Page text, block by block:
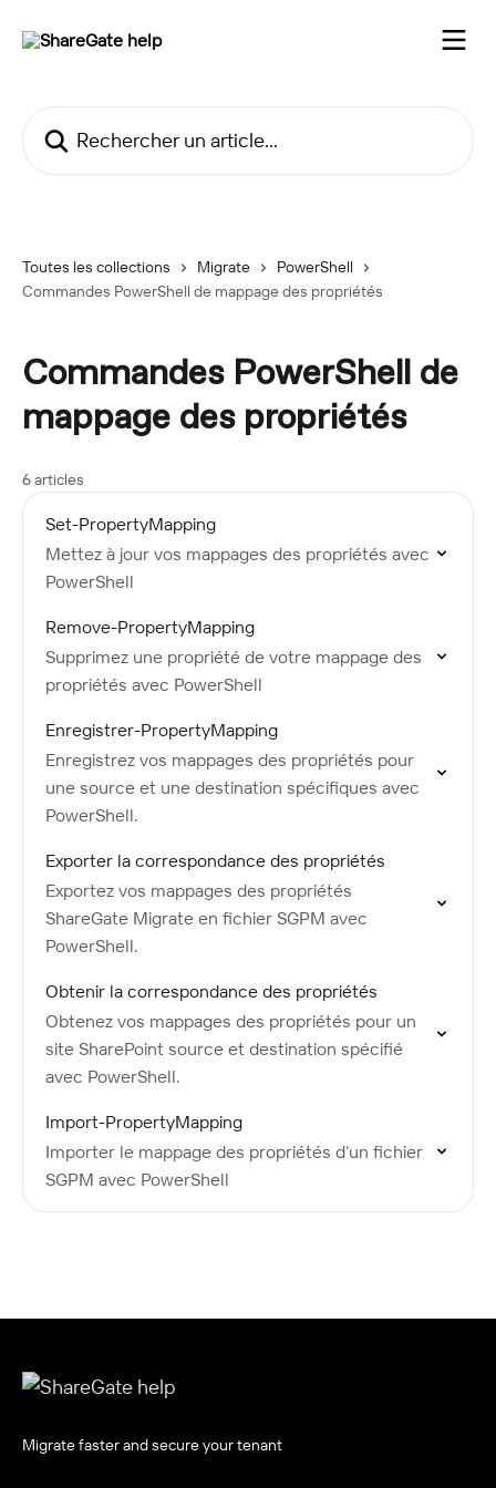
Toutes les collections Migrate
PowerShell
Commandes PowerShell de mappage des propriétés
Commandes PowerShell de
mappage des propriétés
6 articles
Set-PropertyMapping
Mettez à jour vos mappages des propriétés avec
PowerShell
Remove-PropertyMapping
Supprimez une propriété de votre mappage des
propriétés avec PowerShell
Enregistrer-PropertyMapping
Enregistrez vos mappages des propriétés pour
une source et une destination spécifiques avec
PowerShell.
Exporter la correspondance des propriétés
Exportez vos mappages des propriétés
ShareGate Migrate en fichier SGPM avec
PowerShell.
Obtenir la correspondance des propriétés
Obtenez vos mappages des propriétés pour un
site SharePoint source et destination spécifié
avec PowerShell.
Import-PropertyMapping
Importer le mappage des propriétés d’un fichier
SGPM avec PowerShell
Migrate faster and secure your tenant